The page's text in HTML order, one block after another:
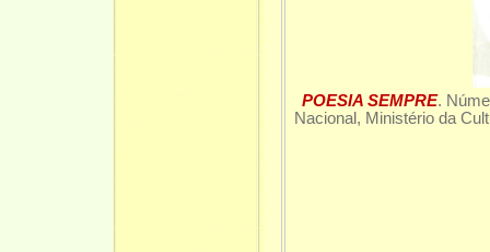
POESIA SEMPRE.
Nacional, Ministério da